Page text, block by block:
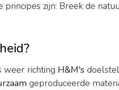
principes zijn: Breek de
weer richting H&M's
geproduceerde